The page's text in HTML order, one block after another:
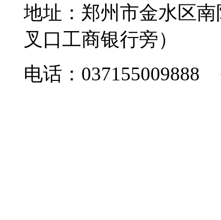
地址：郑州市金水区
叉口工商银行旁）
电话：037155009888